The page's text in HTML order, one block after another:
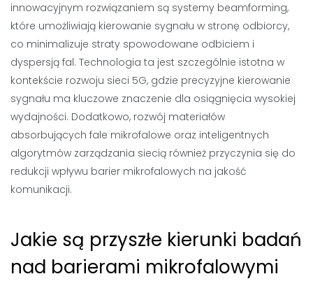
innowacyjnym rozwiązaniem są systemy beamforming,
które umożliwiają kierowanie sygnału w stronę odbiorcy,
co minimalizuje straty spowodowane odbiciem i
dyspersją fal. Technologia ta jest szczególnie istotna w
kontekście rozwoju sieci 5G, gdzie precyzyjne kierowanie
sygnału ma kluczowe znaczenie dla osiągnięcia wysokiej
wydajności. Dodatkowo, rozwój materiałów
absorbujących fale mikrofalowe oraz inteligentnych
algorytmów zarządzania siecią również przyczynia się do
redukcji wpływu barier mikrofalowych na jakość
komunikacji.
Jakie są przyszłe kierunki badań
nad barierami mikrofalowymi